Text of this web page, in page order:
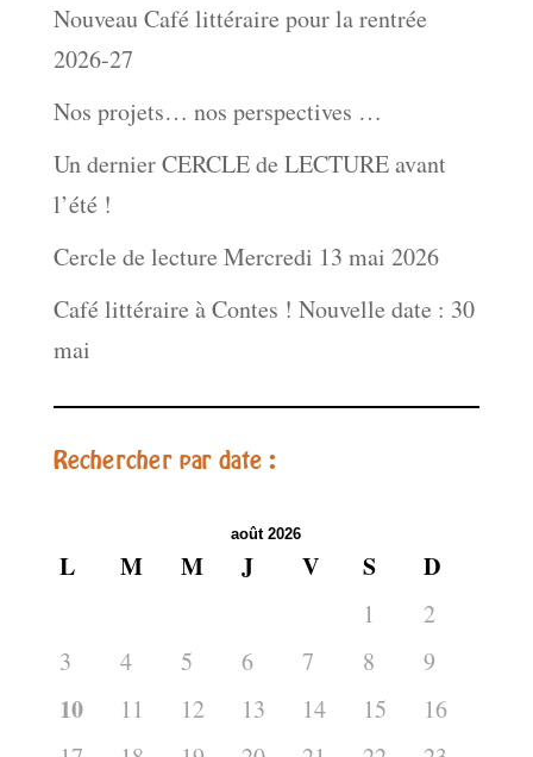
Nouveau Café littéraire pour la rentrée
2026-27
Nos projets… nos perspectives …
Un dernier CERCLE de LECTURE avant
l’été !
Cercle de lecture Mercredi 13 mai 2026
Café littéraire à Contes ! Nouvelle date : 30
mai
Rechercher par date :
août 2026
L M M J V S D
1
2
3
4 5 6 7 8 9
10 11 12 13 14 15
16